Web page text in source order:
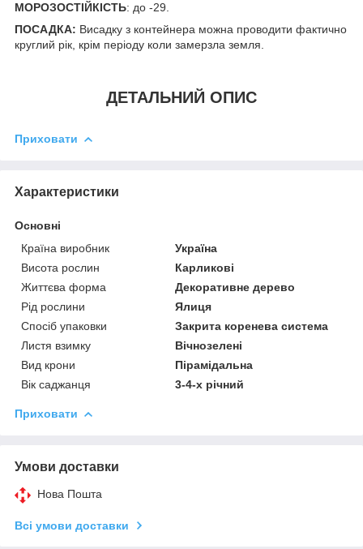
МОРОЗОСТІЙКІСТЬ: до -29.
ПОСАДКА: Висадку з контейнера можна проводити фактично
круглий рік, крім періоду коли замерзла земля.
ДЕТАЛЬНИЙ ОПИС
Приховати
Характеристики
Основні
Країна виробник
Україна
Висота рослин
Карликові
Життєва форма
Декоративне дерево
Рід рослини
Ялиця
Спосіб упаковки
Закрита коренева система
Листя взимку
Вічнозелені
Вид крони
Пірамідальна
Вік саджанця
3-4-х річний
Приховати
Умови доставки
Нова Пошта
Всі умови доставки